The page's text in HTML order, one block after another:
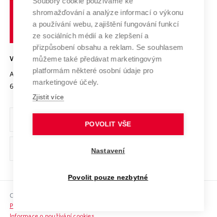
Výzkumné infrastruktury
Transfer znalostí
Open Science
Projekty
Projekty ze strukturálních fondů
Specifický výzkum
Služby univerzity
Mezinárodní dohody
Univerzitní sítě
Udržitelná univerzita
Podnikavá univerzita / ContriBUTe
Bezpečná univerzita
Vyznamenání
Organizační struktura
Ochrana osobních údajů
odkaz)
Sociální bezpečí
HR Award
učení
technické
VYSOKÉ UČENÍ TECHNICKÉ V BRNĚ
Antonínská 548/1
602 00 Brno
www.vut.cz
vut@vutbr.cz
Copyright © 2026 VUT
Prohlášení o přístupnosti
Informace o používání cookies
shromažďování a analýze informací o výkonu
a používání webu, zajištění fungování funkcí
ze sociálních médií a ke zlepšení a
přizpůsobení obsahu a reklam. Se souhlasem
můžeme také předávat marketingovým
platformám některé osobní údaje pro
marketingové účely.
Zjistit více
POVOLIT VŠE
Nastavení
Povolit pouze nezbytné